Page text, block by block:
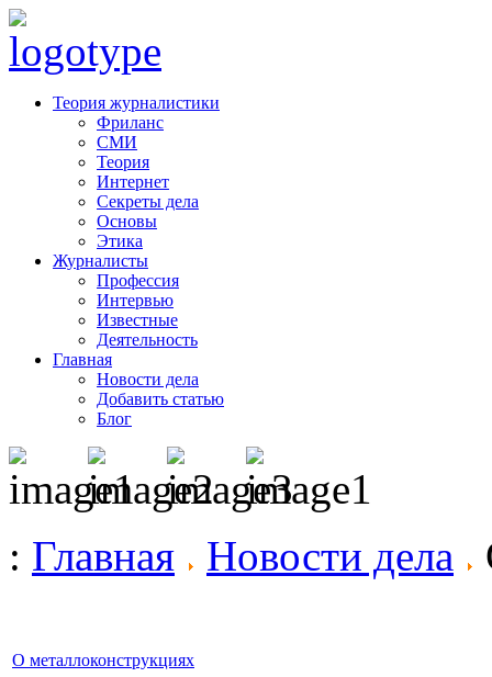
Теория журналистики
Фриланс
СМИ
Теория
Интернет
Секреты дела
Основы
Этика
Журналисты
Профессия
Интервью
Известные
Деятельность
Главная
Новости дела
Добавить статью
Блог
: Главная Новости дела
О металлоконструкциях